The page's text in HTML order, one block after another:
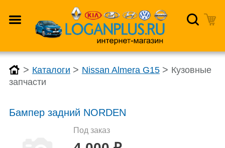
> Каталоги > Nissan Almera G15 > Кузовные
запчасти
Бампер задний NORDEN
Под заказ